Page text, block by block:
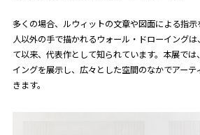
多くの場合、ルウィットの文章や図面による指示
人以外の手で描かれるウォール・ドローイング
て以来、代表作として知られています。本展で
イングを展示し、広々とした空間のなかでアーテ
きます。